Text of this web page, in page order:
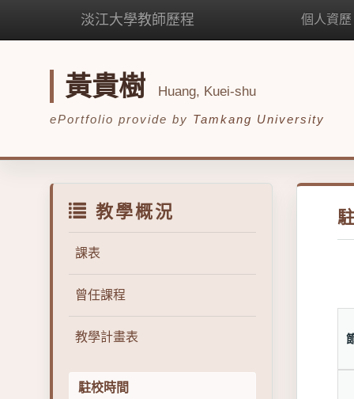
淡江大學教師歷程 個人資歷
黃貴樹 Huang, Kuei-shu
ePortfolio provide by Tamkang University
教學概況
課表
曾任課程
教學計畫表
駐校時間